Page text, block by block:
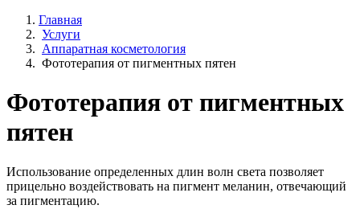
Главная
Услуги
Аппаратная косметология
Фототерапия от пигментных пятен
Фототерапия от пигментных
пятен
Использование определенных длин волн света позволяет
прицельно воздействовать на пигмент меланин, отвечающий
за пигментацию.